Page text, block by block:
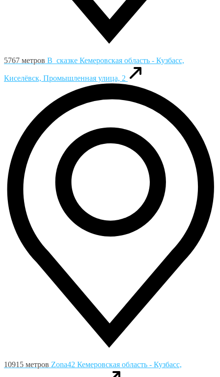
5767 метров В_сказке Кемеровская область - Кузбасс,
Киселёвск, Промышленная улица, 2
10915 метров Zona42 Кемеровская область - Кузбасс,